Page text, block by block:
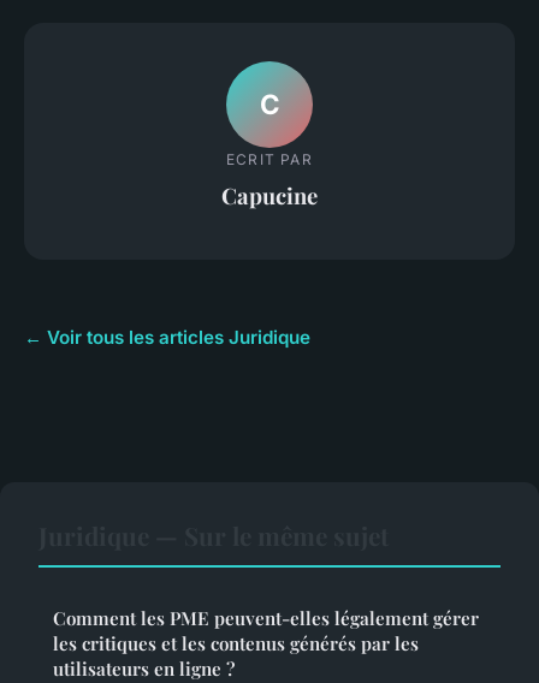
C
ECRIT PAR
Capucine
← Voir tous les articles Juridique
Comment les PME peuvent-elles légalement gérer
les critiques et les contenus générés par les
utilisateurs en ligne ?